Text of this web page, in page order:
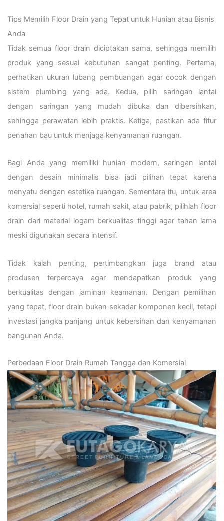
Tips Memilih Floor Drain yang Tepat untuk Hunian atau Bisnis
Anda
Tidak semua floor drain diciptakan sama, sehingga memilih
produk yang sesuai kebutuhan sangat penting. Pertama,
perhatikan ukuran lubang pembuangan agar cocok dengan
sistem plumbing yang ada. Kedua, pilih saringan lantai
dengan saringan yang mudah dibuka dan dibersihkan,
sehingga perawatan lebih praktis. Ketiga, pastikan ada fitur
penahan bau untuk menjaga kenyamanan ruangan.
Bagi Anda yang memiliki hunian modern, saringan lantai
dengan desain minimalis bisa jadi pilihan tepat karena
menyatu dengan estetika ruangan. Sementara itu, untuk area
komersial seperti hotel, rumah sakit, atau pabrik, pilihlah floor
drain dari material logam berkualitas tinggi agar tahan lama
meski digunakan secara intensif.
Tidak kalah penting, pertimbangkan juga brand atau
produsen terpercaya agar mendapatkan produk yang
berkualitas dengan jaminan keamanan. Dengan pemilihan
yang tepat, floor drain bukan sekadar komponen kecil, tetapi
investasi jangka panjang untuk kebersihan dan kenyamanan
bangunan Anda.
Perbedaan Floor Drain Rumah Tangga dan Komersial